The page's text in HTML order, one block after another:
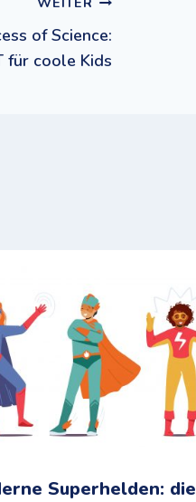
of Science:
für coole Kids
Superhelden: die